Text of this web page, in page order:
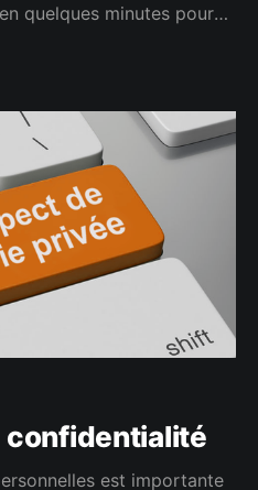
quelques minutes pour
confidentialité
est importante